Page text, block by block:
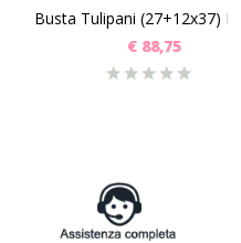
SCEGLI
Busta Tulipani (27+12x37)
€88,75